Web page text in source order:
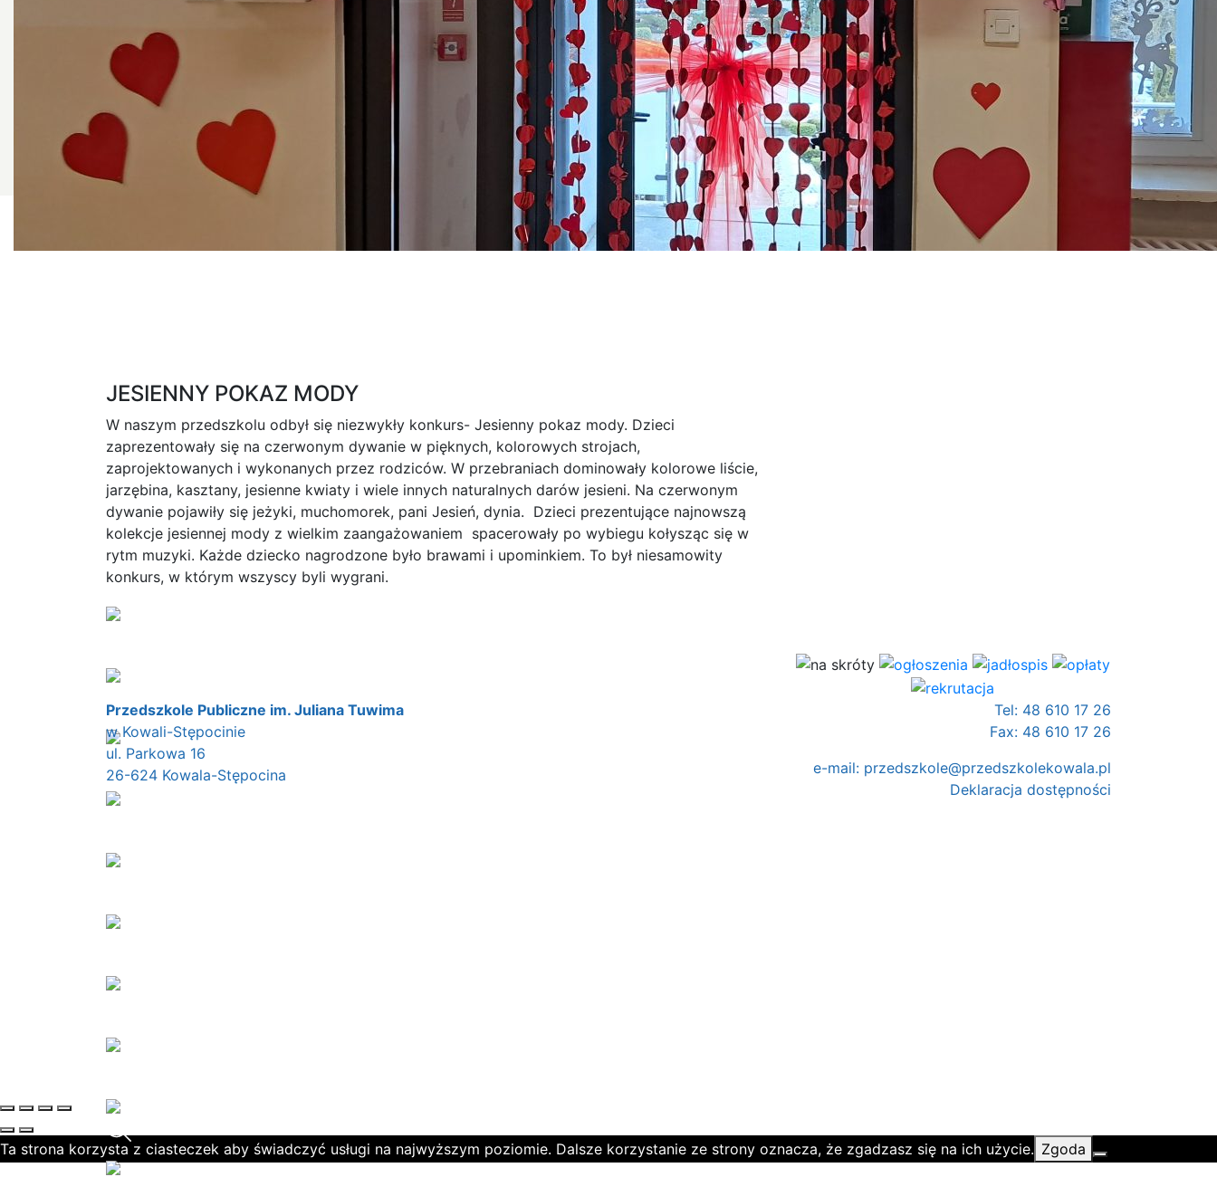
JESIENNY POKAZ MODY
W naszym przedszkolu odbył się niezwykły konkurs- Jesienny pokaz mody. Dzieci
zaprezentowały się na czerwonym dywanie w pięknych, kolorowych strojach,
zaprojektowanych i wykonanych przez rodziców. W przebraniach dominowały kolorowe liście,
jarzębina, kasztany, jesienne kwiaty i wiele innych naturalnych darów jesieni. Na czerwonym
dywanie pojawiły się jeżyki, muchomorek, pani Jesień, dynia. Dzieci prezentujące najnowszą
kolekcje jesiennej mody z wielkim zaangażowaniem spacerowały po wybiegu kołysząc się w
rytm muzyki. Każde dziecko nagrodzone było brawami i upominkiem. To był niesamowity
konkurs, w którym wszyscy byli wygrani.
Przedszkole Publiczne im. Juliana Tuwima
w Kowali-Stępocinie
ul. Parkowa 16
26-624 Kowala-Stępocina
Tel: 48 610 17 26
Fax: 48 610 17 26
e-mail: przedszkole@przedszkolekowala.pl
Deklaracja dostępności
Ta strona korzysta z ciasteczek aby świadczyć usługi na najwyższym poziomie. Dalsze korzystanie ze strony oznacza, że zgadzasz się na ich użycie. Zgoda